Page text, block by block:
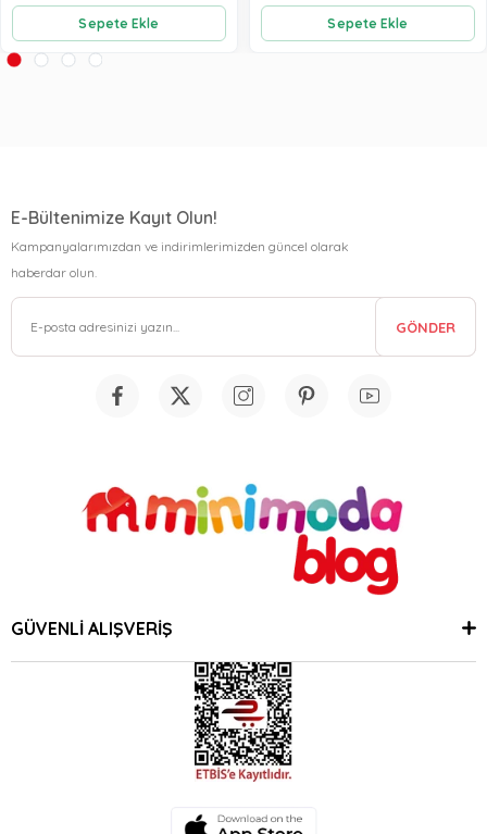
Sepete Ekle Sepete Ekle
E-Bültenimize Kayıt Olun!
Kampanyalarımızdan ve indirimlerimizden güncel olarak
haberdar olun.
GÖNDER
GÜVENLİ ALIŞVERİŞ